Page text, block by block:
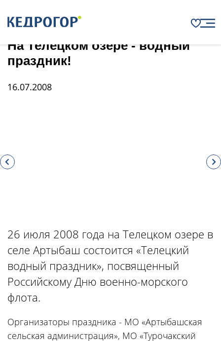
Главная Новости На Телецком озере - водный праздник!
На Телецком озере - водный
праздник!
16.07.2008
26 июля 2008 года на Телецком озере в
селе Артыбаш состоится «Телецкий
водный праздник», посвященный
Российскому Дню военно-морского
флота.
Организаторы праздника - МО «Артыбашская
сельская администрация», МО «Турочакский